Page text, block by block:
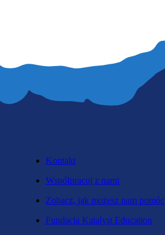
Kontakt
Współpracuj z nami
Zobacz, jak możesz nam pomóc
Fundacja Katalyst Education